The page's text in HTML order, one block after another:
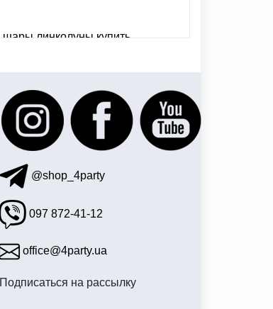
шары линколуны купить
@shop_4party
097 872-41-12
office@4party.ua
Подписаться на рассылку